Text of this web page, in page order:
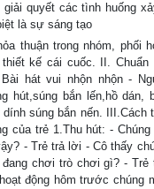
giải quyết các tình huống
là sự sáng tạo
thuận trong nhóm, phối
kế cái cuốc. II.
hát vui nhộn nhộn -
hút,súng bắn lến,hồ dán,
súng bắn nến. III.Cách
của trẻ 1.Thu hút: -
- Trẻ trả lời - Cô thấy
chơi trò chơi gì? - Trẻ
động hôm trước chúng